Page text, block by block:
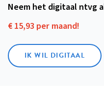
Neem het digitaal ntvg
€ 15,93 per maand!
IK WIL DIGITAAL